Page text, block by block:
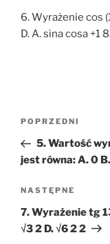
6. Wyrażenie cos
D. A. sina cosa +1
Nawigacja
Poprzedni
wpis
POPRZEDNI
5. Wartość
jest równa: A. 0
Następny
wpis
NASTĘPNE
7. Wyrażenie tg
√3 2 D. √6 2 2